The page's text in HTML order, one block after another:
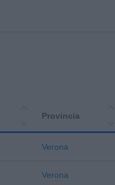
Provincia
Verona
Verona